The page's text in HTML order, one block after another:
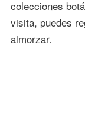
colecciones
visita, puedes
almorzar.